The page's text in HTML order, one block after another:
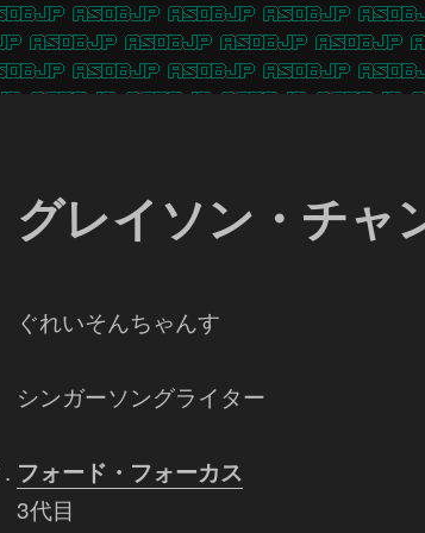
グレイソン・チャ
ぐれいそんちゃんす
シンガーソングライター
フォード・フォーカス
3代目